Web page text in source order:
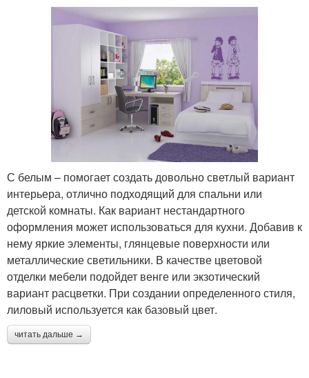
С белым – помогает создать довольно светлый вариант
интерьера, отлично подходящий для спальни или
детской комнаты. Как вариант нестандартного
оформления может использоваться для кухни. Добавив к
нему яркие элементы, глянцевые поверхности или
металлические светильники. В качестве цветовой
отделки мебели подойдет венге или экзотический
вариант расцветки. При создании определенного стиля,
лиловый используется как базовый цвет.
читать дальше →